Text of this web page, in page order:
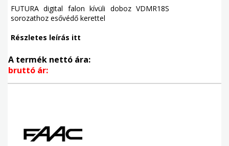
FUTURA digital falon kívüli doboz VDMR18S
sorozathoz esővédő kerettel
Részletes leírás itt
A termék nettó ára:
bruttó ár: